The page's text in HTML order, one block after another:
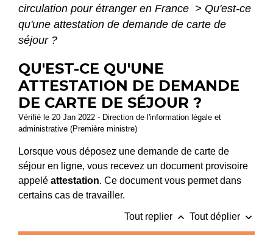
circulation pour étranger en France > Qu'est-ce
qu'une attestation de demande de carte de
séjour ?
QU'EST-CE QU'UNE
ATTESTATION DE DEMANDE
DE CARTE DE SÉJOUR ?
Vérifié le 20 Jan 2022 - Direction de l'information légale et
administrative (Première ministre)
Lorsque vous déposez une demande de carte de
séjour en ligne, vous recevez un document provisoire
appelé attestation. Ce document vous permet dans
certains cas de travailler.
Tout replier keyboard_arrow_up Tout déplier keyboard_arrow_down